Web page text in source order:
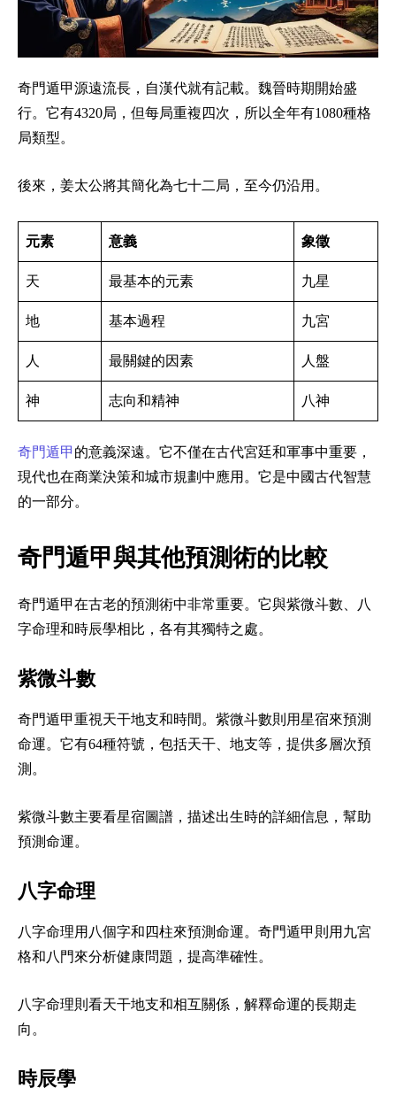
奇門遁甲源遠流長，自漢代就有記載。魏晉時期開始盛
行。它有4320局，但每局重複四次，所以全年有1080種格
局類型。
後來，姜太公將其簡化為七十二局，至今仍沿用。
元素 意義 象徵
天 最基本的元素 九星
地 基本過程 九宮
人 最關鍵的因素 人盤
神 志向和精神 八神
奇門遁甲 的意義深遠。它不僅在古代宮廷和軍事中重要，
現代也在商業決策和城市規劃中應用。它是中國古代智慧
的一部分。
奇門遁甲與其他預測術的比較
奇門遁甲在古老的預測術中非常重要。它與紫微斗數、八
字命理和時辰學相比，各有其獨特之處。
紫微斗數
奇門遁甲重視天干地支和時間。紫微斗數則用星宿來預測
命運。它有64種符號，包括天干、地支等，提供多層次預
測。
紫微斗數主要看星宿圖譜，描述出生時的詳細信息，幫助
預測命運。
八字命理
八字命理用八個字和四柱來預測命運。奇門遁甲則用九宮
格和八門來分析健康問題，提高準確性。
八字命理則看天干地支和相互關係，解釋命運的長期走
向。
時辰學